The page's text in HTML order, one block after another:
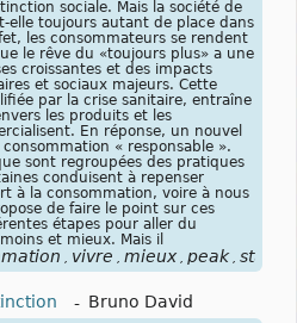
sociale. Mais la société de
elle toujours autant de place dans
les consommateurs se rendent
le rêve du «toujours plus» a une
croissantes et des impacts
et sociaux majeurs. Cette
par la crise sanitaire, entraîne
les produits et les
En réponse, un nouvel
« responsable ».
sont regroupées des pratiques
conduisent à repenser
à la consommation, voire à nous
de faire le point sur ces
étapes pour aller du
et mieux. Mais il
vivre mieux peak stuff
- Bruno David